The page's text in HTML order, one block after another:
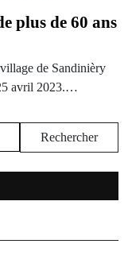
plus de 60 ans
de Sandinièry
avril 2023.…